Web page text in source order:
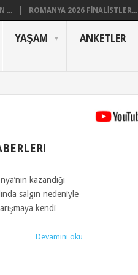
... ROMANYA 2026 FINALISTLER...
YAŞAM ANKETLER
kazandığı
salgın nedeniyle
kendi
Devamını oku